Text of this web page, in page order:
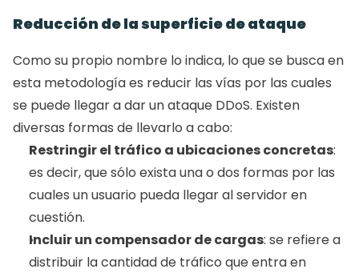
Reducción de la superficie de ataque
Como su propio nombre lo indica, lo que se busca en
esta metodología es reducir las vías por las cuales
se puede llegar a dar un ataque DDoS. Existen
diversas formas de llevarlo a cabo:
Restringir el tráfico a ubicaciones concretas:
es decir, que sólo exista una o dos formas por las
cuales un usuario pueda llegar al servidor en
cuestión.
Incluir un compensador de cargas: se refiere a
distribuir la cantidad de tráfico que entra en